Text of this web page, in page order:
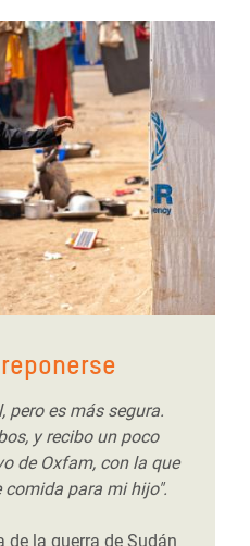
pero es más segura.
y recibo un poco
de Oxfam, con la que
para mi hijo".
de la guerra de Sudán